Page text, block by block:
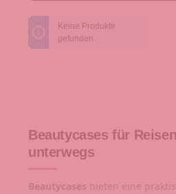
Keine Produkte
gefunden.
Beautycases für
unterwegs
Beautycases bieten eine